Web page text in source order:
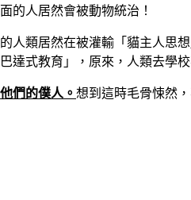
的人居然會被動物統治！
類居然在被灌輸「貓主人思
式教育」，原來，人類去學
們的僕人。 想到這時毛骨悚然